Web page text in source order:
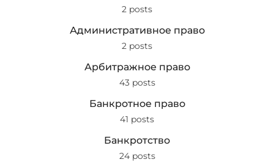
2 posts
Административное право
2 posts
Арбитражное право
43 posts
Банкротное право
41 posts
Банкротство
24 posts